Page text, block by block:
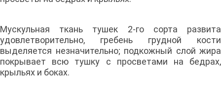
Мускульная ткань тушек 2-го сорта развита
удовлетворительно, гребень грудной кости
выделяется незначительно; подкожный слой жира
покрывает всю тушку с просветами на бедрах,
крыльях и боках.